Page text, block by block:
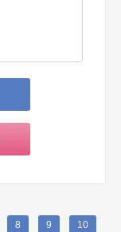
8 9 10